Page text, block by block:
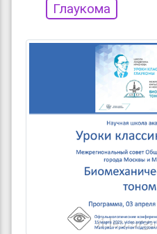
Глаукома